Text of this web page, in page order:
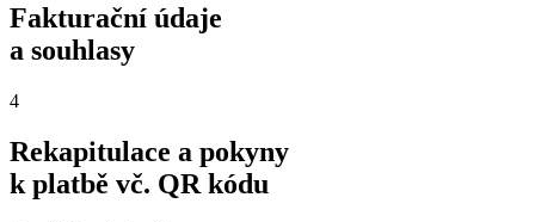
Fakturační údaje
a souhlasy
4
Rekapitulace a pokyny
k platbě vč. QR kódu